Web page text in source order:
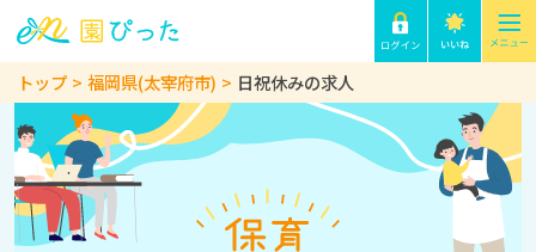
トップ 福岡県(太宰府市) 日祝休みの求人